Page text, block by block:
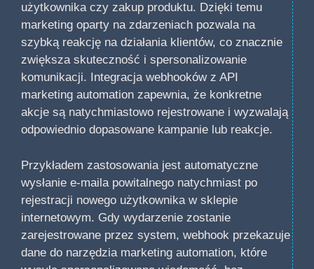
użytkownika czy zakup produktu. Dzięki temu
marketing oparty na zdarzeniach pozwala na
szybką reakcję na działania klientów, co znacznie
zwiększa skuteczność i spersonalizowanie
komunikacji. Integracja webhooków z API
marketing automation zapewnia, że konkretne
akcje są natychmiastowo rejestrowane i wyzwalają
odpowiednio dopasowane kampanie lub reakcje.
Przykładem zastosowania jest automatyczne
wysłanie e-maila powitalnego natychmiast po
rejestracji nowego użytkownika w sklepie
internetowym. Gdy wydarzenie zostanie
zarejestrowane przez system, webhook przekazuje
dane do narzędzia marketing automation, które